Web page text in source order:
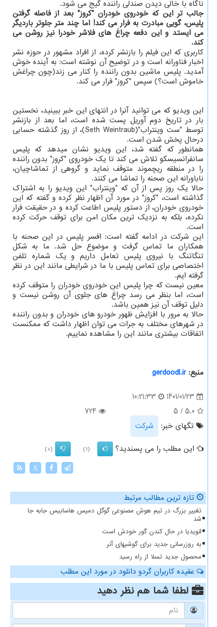
ناگاه با خالی دیدن صندلی راننده گیج می شود.
جالب تر این که خودروی خودران "کروز" بعد از فاصله گرفتن
پلیس، گویی مبادرت به فرار می کند! اما چند متر جلوتر باردیگر
می ایستد و این دفعه چراغ های فلاشر خودرا نیز روشن می
کند.
کاربری که این فیلم را بازنشر کرده، از افراد مشهور در حوزه نشر
اخبار فناورانه است و در توضیح آن نوشته است: به آینده خوش
آمدید. پلیس ماشین بدون راننده را کنار می زند(چون چراغش
خاموش است؟) سپس "کروز" فرار می کند.
این ویدیو که می توانید آنرا در انتهای این خبر ببینید، نخستین
بار در تاریخ دوم آوریل پست شده است، اما بعد از بازنشر
توسط "ست وینتراب"(Seth Weintraub)، از روز گذشته حسابی
درحال پخش شدن است.
همانطور که گفته شد، این ویدیو نشان میدهد که پلیس
سانفرانسیسکو تلاش می کند تا یک خودروی "کروز" بدون راننده
را در منطقه ریچموند متوقف نماید و گروهی از تماشاچیان،
ناباورانه این صحنه را تماشا می کنند.
حالا یک روز پس از آن که "وینتراب" این ویدیو را به اشتراک
گذاشته است، "کروز" در مورد آن اظهار نظر کرده و گفته که این
خودروی خودران، از دستور پلیس اطاعت کرده و در حقیقت فرار
نکرده، بلکه به نزدیک ترین مکان امن برای توقف حرکت کرده
است.
این شرکت در ادامه گفته است: افسر پلیس در این صحنه با
همکاران ما تماس گرفت و موضوع حل شد. ما به شکل
تنگاتنگ با نیروی پلیس تعامل داریم و یک شماره تلفن
اختصاصی برای تماس پلیس با ما در شرایطی مانند این در نظر
گرفته ایم.
معین نیست که چرا پلیس این خودروی خودران را متوقف کرده
است، اما بنظر می رسد چراغ های جلوی آن روشن نیست و
دلیل توقف آن نیز همین باشد.
حالا به مرور با افزایش ظهور خودرو های خودران و بدون راننده
در شهرهای مختلف به جرات می توان اظهار داشت که ممکنست
اتفاقات بیشتری مانند این را مشاهده نماییم.
منبع:gerdoodl.ir
1401/01/23
10:21:33
5.0
/
5
724
تگهای خبر:
شركت
این مطلب را می پسندید؟
(1)
(0)
X
تازه ترین مطالب مرتبط
تغییر بزرگ در تیم هوش مصنوعی گوگل دمیس هاسابیس جابه جا
شد
انویدیا در حال کندن گور خودش است
به روزرسانی جدید برای گوشیهای آنر
محصول جدید تسلا از راه رسید
عقیده کاربران گردو دانلود در مورد این مطلب
لطفا شما همنظر دهید